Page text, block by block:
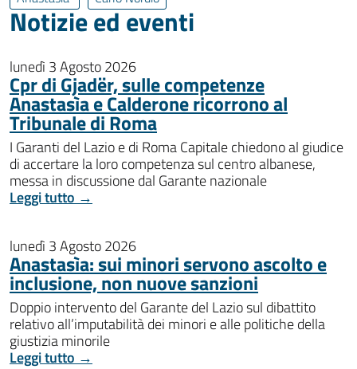
Notizie ed eventi
lunedì 3 Agosto 2026
Cpr di Gjadër, sulle competenze
Anastasìa e Calderone ricorrono al
Tribunale di Roma
I Garanti del Lazio e di Roma Capitale chiedono al giudice
di accertare la loro competenza sul centro albanese,
messa in discussione dal Garante nazionale
Leggi tutto →
lunedì 3 Agosto 2026
Anastasìa: sui minori servono ascolto e
inclusione, non nuove sanzioni
Doppio intervento del Garante del Lazio sul dibattito
relativo all’imputabilità dei minori e alle politiche della
giustizia minorile
Leggi tutto →